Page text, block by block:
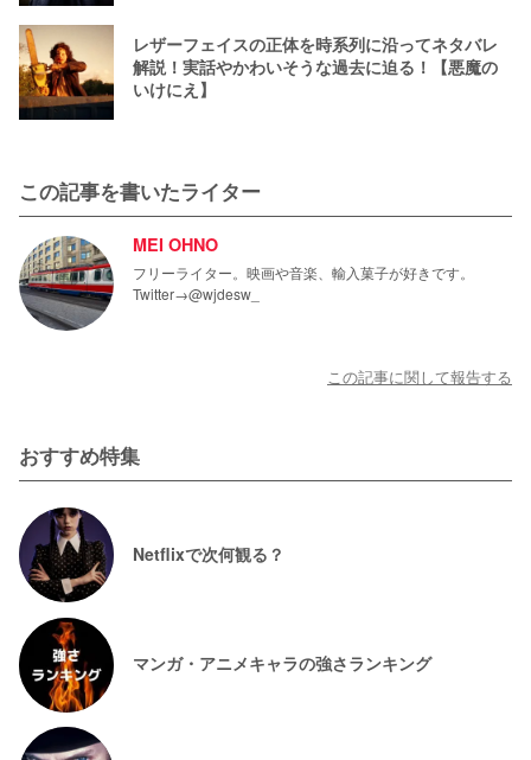
レザーフェイスの正体を時系列に沿ってネタバレ
解説！実話やかわいそうな過去に迫る！【悪魔の
いけにえ】
この記事を書いたライター
MEI OHNO
フリーライター。映画や音楽、輸入菓子が好きです。
Twitter→@wjdesw_
この記事に関して報告する
おすすめ特集
Netflixで次何観る？
マンガ・アニメキャラの強さランキング